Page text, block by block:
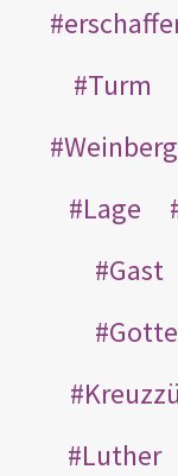
Turm
Lage
Gast
Luther